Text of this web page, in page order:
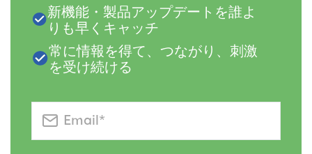
新機能・製品アップデートを誰よ
りも早くキャッチ
常に情報を得て、つながり、刺激
を受け続ける